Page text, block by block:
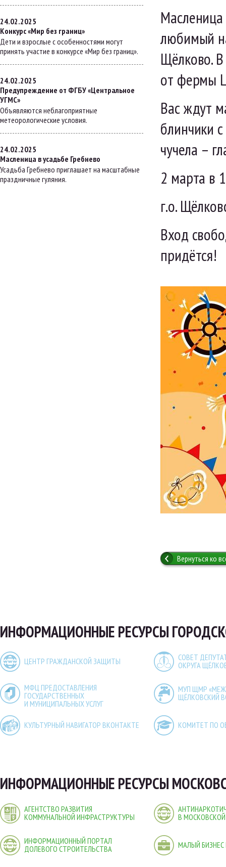
24.02.2025
Конкурс «Мир без границ»
Дети и взрослые с особенностями могут
принять участие в конкурсе «Мир без границ».
24.02.2025
Предупреждение от ФГБУ «Центральное
УГМС»
Объявляются неблагоприятные
метеорологические условия.
24.02.2025
Масленица в усадьбе Гребнево
Усадьба Гребнево приглашает на масштабные
праздничные гуляния.
любимый
Щёлково.
от фермы
Вас ждут
блинчики
чучела –
2 марта в
г.о.
Вход
придётся!
Вернуться ко
ИНФОРМАЦИОННЫЕ РЕСУРСЫ
ЦЕНТР ГРАЖДАНСКОЙ ЗАЩИТЫ
СОВЕТ
ОКРУГА
МФЦ ПРЕДОСТАВЛЕНИЯ
ГОСУДАРСТВЕННЫХ
И МУНИЦИПАЛЬНЫХ УСЛУГ
МУП ЩМР
ЩЁЛКОВСКИЙ
КУЛЬТУРНЫЙ НАВИГАТОР ВКОНТАКТЕ КОМИТЕТ ПО
ИНФОРМАЦИОННЫЕ РЕСУРСЫ
АГЕНТСТВО РАЗВИТИЯ
КОММУНАЛЬНОЙ ИНФРАСТРУКТУРЫ
В
ИНФОРМАЦИОННЫЙ ПОРТАЛ
ДОЛЕВОГО СТРОИТЕЛЬСТВА
МАЛЫЙ